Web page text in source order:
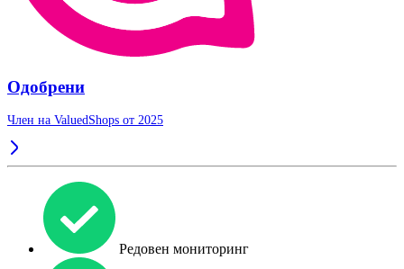
Одобрени
Член на ValuedShops от 2025
Редовен мониторинг